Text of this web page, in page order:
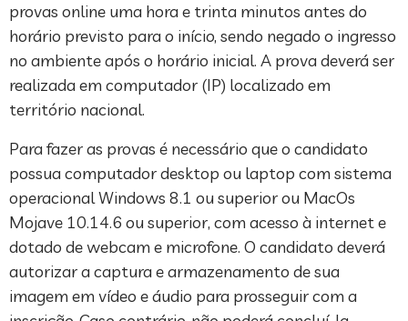
provas online uma hora e trinta minutos antes do
horário previsto para o início, sendo negado o ingresso
no ambiente após o horário inicial. A prova deverá ser
realizada em computador (IP) localizado em
território nacional.
Para fazer as provas é necessário que o candidato
possua computador desktop ou laptop com sistema
operacional Windows 8.1 ou superior ou MacOs
Mojave 10.14.6 ou superior, com acesso à internet e
dotado de webcam e microfone. O candidato deverá
autorizar a captura e armazenamento de sua
imagem em vídeo e áudio para prosseguir com a